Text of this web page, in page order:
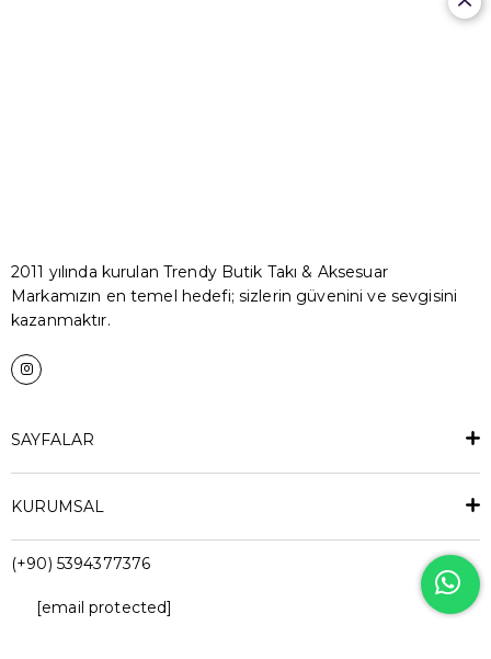
2011 yılında kurulan Trendy Butik Takı & Aksesuar
Markamızın en temel hedefi; sizlerin güvenini ve sevgisini
kazanmaktır.
SAYFALAR
KURUMSAL
(+90) 5394377376
[email protected]